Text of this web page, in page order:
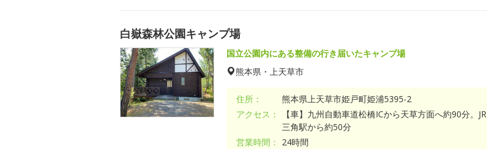
白嶽森林公園キャンプ場
国立公園内にある整備の行き届いたキャンプ場
熊本県・上天草市
住所：
熊本県上天草市姫戸町姫浦5395-2
アクセス：
【車】九州自動車道松橋ICから天草方面へ約90分。JR
三角駅から約50分
営業時間：
24時間